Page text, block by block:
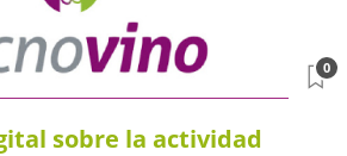
sobre la actividad
0